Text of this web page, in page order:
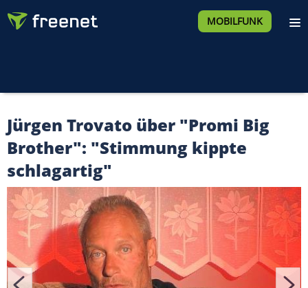
MOBILFUNK
Jürgen Trovato über "Promi Big
Brother": "Stimmung kippte
schlagartig"